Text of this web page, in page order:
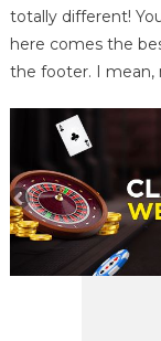
totally different!
here comes the
the footer. I mean,